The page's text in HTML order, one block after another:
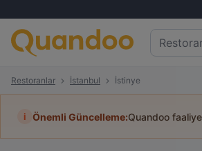
Restoranlar İstanbul İstinye
i Önemli Güncelleme:Quandoo